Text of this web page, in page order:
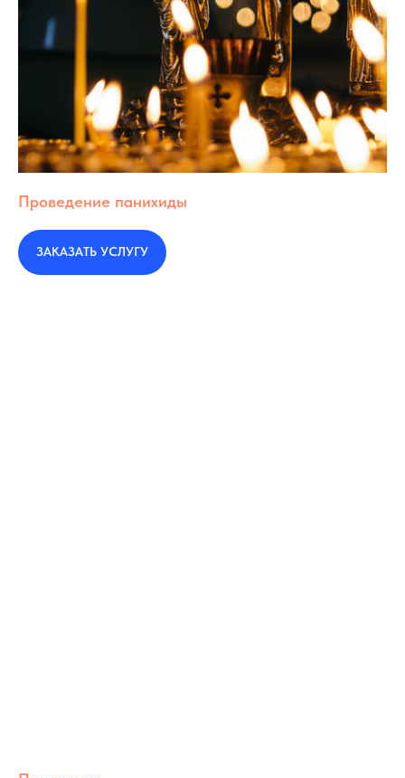
Проведение панихиды
ЗАКАЗАТЬ УСЛУГУ